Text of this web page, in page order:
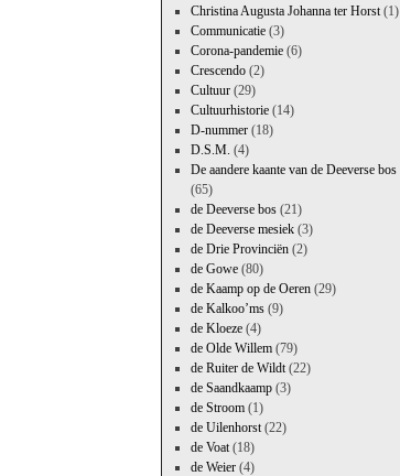
Christina Augusta Johanna ter Horst(1)
Communicatie(3)
Corona-pandemie(6)
Crescendo(2)
Cultuur(29)
Cultuurhistorie(14)
D-nummer(18)
D.S.M. (4)
De aandere kaante van de Deeverse bos
(65)
de Deeverse bos(21)
de Deeverse mesiek(3)
de Drie Provinciën(2)
de Gowe(80)
de Kaamp op de Oeren(29)
de Kalkoo’ms(9)
de Kloeze(4)
de Olde Willem(79)
de Ruiter de Wildt(22)
de Saandkaamp(3)
de Stroom(1)
de Uilenhorst(22)
de Voat(18)
de Weier(4)